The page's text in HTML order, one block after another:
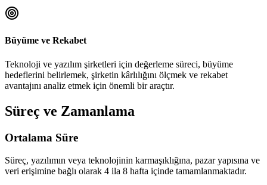
Büyüme ve Rekabet
Teknoloji ve yazılım şirketleri için değerleme süreci, büyüme
hedeflerini belirlemek, şirketin kârlılığını ölçmek ve rekabet
avantajını analiz etmek için önemli bir araçtır.
Süreç ve Zamanlama
Ortalama Süre
Süreç, yazılımın veya teknolojinin karmaşıklığına, pazar yapısına ve
veri erişimine bağlı olarak 4 ila 8 hafta içinde tamamlanmaktadır.